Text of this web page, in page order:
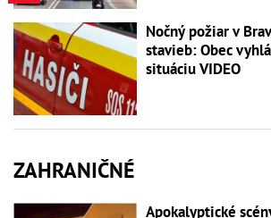
Nočný požiar v
stavieb: Obec
situáciu VIDEO
ZAHRANIČNÉ
Apokalyptické